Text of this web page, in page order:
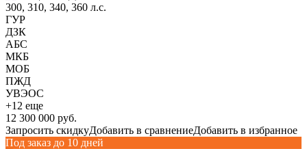
300, 310, 340, 360 л.с.
ГУР
ДЗК
АБС
МКБ
МОБ
ПЖД
УВЭОС
+12 еще
12 300 000 руб.
Запросить скидкуДобавить в сравнениеДобавить в избранное
Под заказ до 10 дней